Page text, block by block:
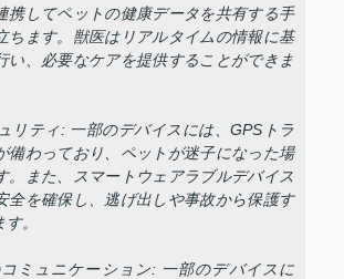
携してペットの健康データを共有する手
ちます。獣医はリアルタイムの情報に基
い、必要なケアを提供することができま
リティ: 一部のデバイスには、GPSトラ
備わっており、ペットが迷子になった場
。また、スマートウェアラブルデバイス
全を確保し、逃げ出しや事故から保護す
。
ミュニケーション: 一部のデバイスに